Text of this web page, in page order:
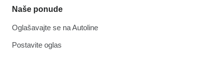
Naše ponude
Oglašavajte se na Autoline
Postavite oglas